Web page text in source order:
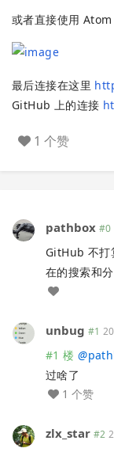
或者直接使用
最后连接在这里
GitHub 上的连接
1 个赞
pathbox #0
GitHub 不打
在的搜索和
unbug #1
#1 楼 @
过啥了
1 个赞
zlx_star #2